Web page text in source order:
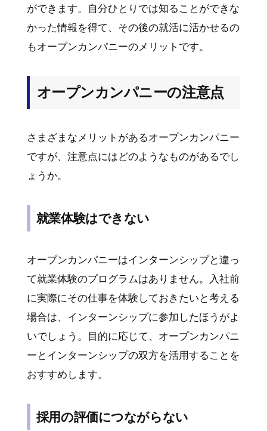
ができます。自分ひとりでは知ることができな
かった情報を得て、その後の就活に活かせるの
もオープンカンパニーのメリットです。
オープンカンパニーの注意点
さまざまなメリットがあるオープンカンパニー
ですが、注意点にはどのようなものがあるでし
ょうか。
就業体験はできない
オープンカンパニーはインターンシップと違っ
て就業体験のプログラムはありません。入社前
に実際にその仕事を体験しておきたいと考える
場合は、インターンシップに参加したほうがよ
いでしょう。目的に応じて、オープンカンパニ
ーとインターンシップの双方を活用することを
おすすめします。
採用の評価につながらない